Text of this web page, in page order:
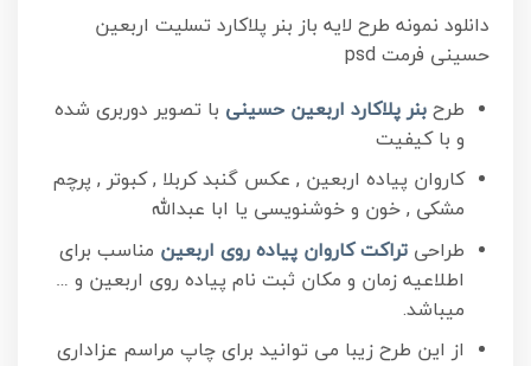
دانلود نمونه طرح لایه باز بنر پلاکارد تسلیت اربعین
حسینی فرمت psd
طرح بنر پلاکارد اربعین حسینی با تصویر دوربری شده
و با کیفیت
کاروان پیاده اربعین , عکس گنبد کربلا , کبوتر , پرچم
مشکی , خون و خوشنویسی یا ابا عبدالله
طراحی تراکت کاروان پیاده روی اربعین مناسب برای
اطلاعیه زمان و مکان ثبت نام پیاده روی اربعین و …
میباشد.
از این طرح زیبا می توانید برای چاپ مراسم عزاداری